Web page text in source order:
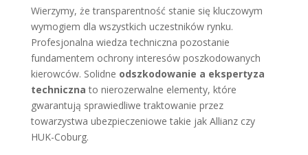
Wierzymy, że transparentność stanie się kluczowym
wymogiem dla wszystkich uczestników rynku.
Profesjonalna wiedza techniczna pozostanie
fundamentem ochrony interesów poszkodowanych
kierowców. Solidne odszkodowanie a ekspertyza
techniczna to nierozerwalne elementy, które
gwarantują sprawiedliwe traktowanie przez
towarzystwa ubezpieczeniowe takie jak Allianz czy
HUK-Coburg.